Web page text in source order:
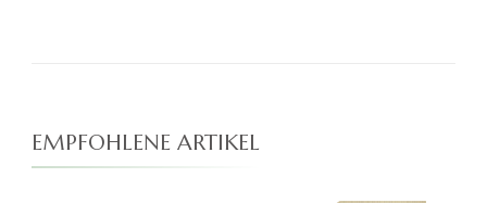
EMPFOHLENE ARTIKEL